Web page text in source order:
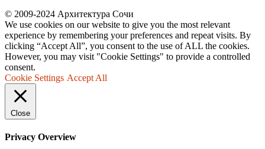
© 2009-2024 Архитектура Сочи
We use cookies on our website to give you the most relevant
experience by remembering your preferences and repeat visits. By
clicking “Accept All”, you consent to the use of ALL the cookies.
However, you may visit "Cookie Settings" to provide a controlled
consent.
Cookie Settings Accept All
Close
Privacy Overview